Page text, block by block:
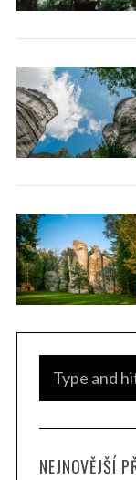
c
NEJNOVĚJŠÍ